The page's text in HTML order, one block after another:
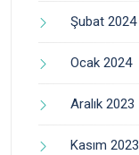
Şubat 2024
Ocak 2024
Aralık 2023
Kasım 2023